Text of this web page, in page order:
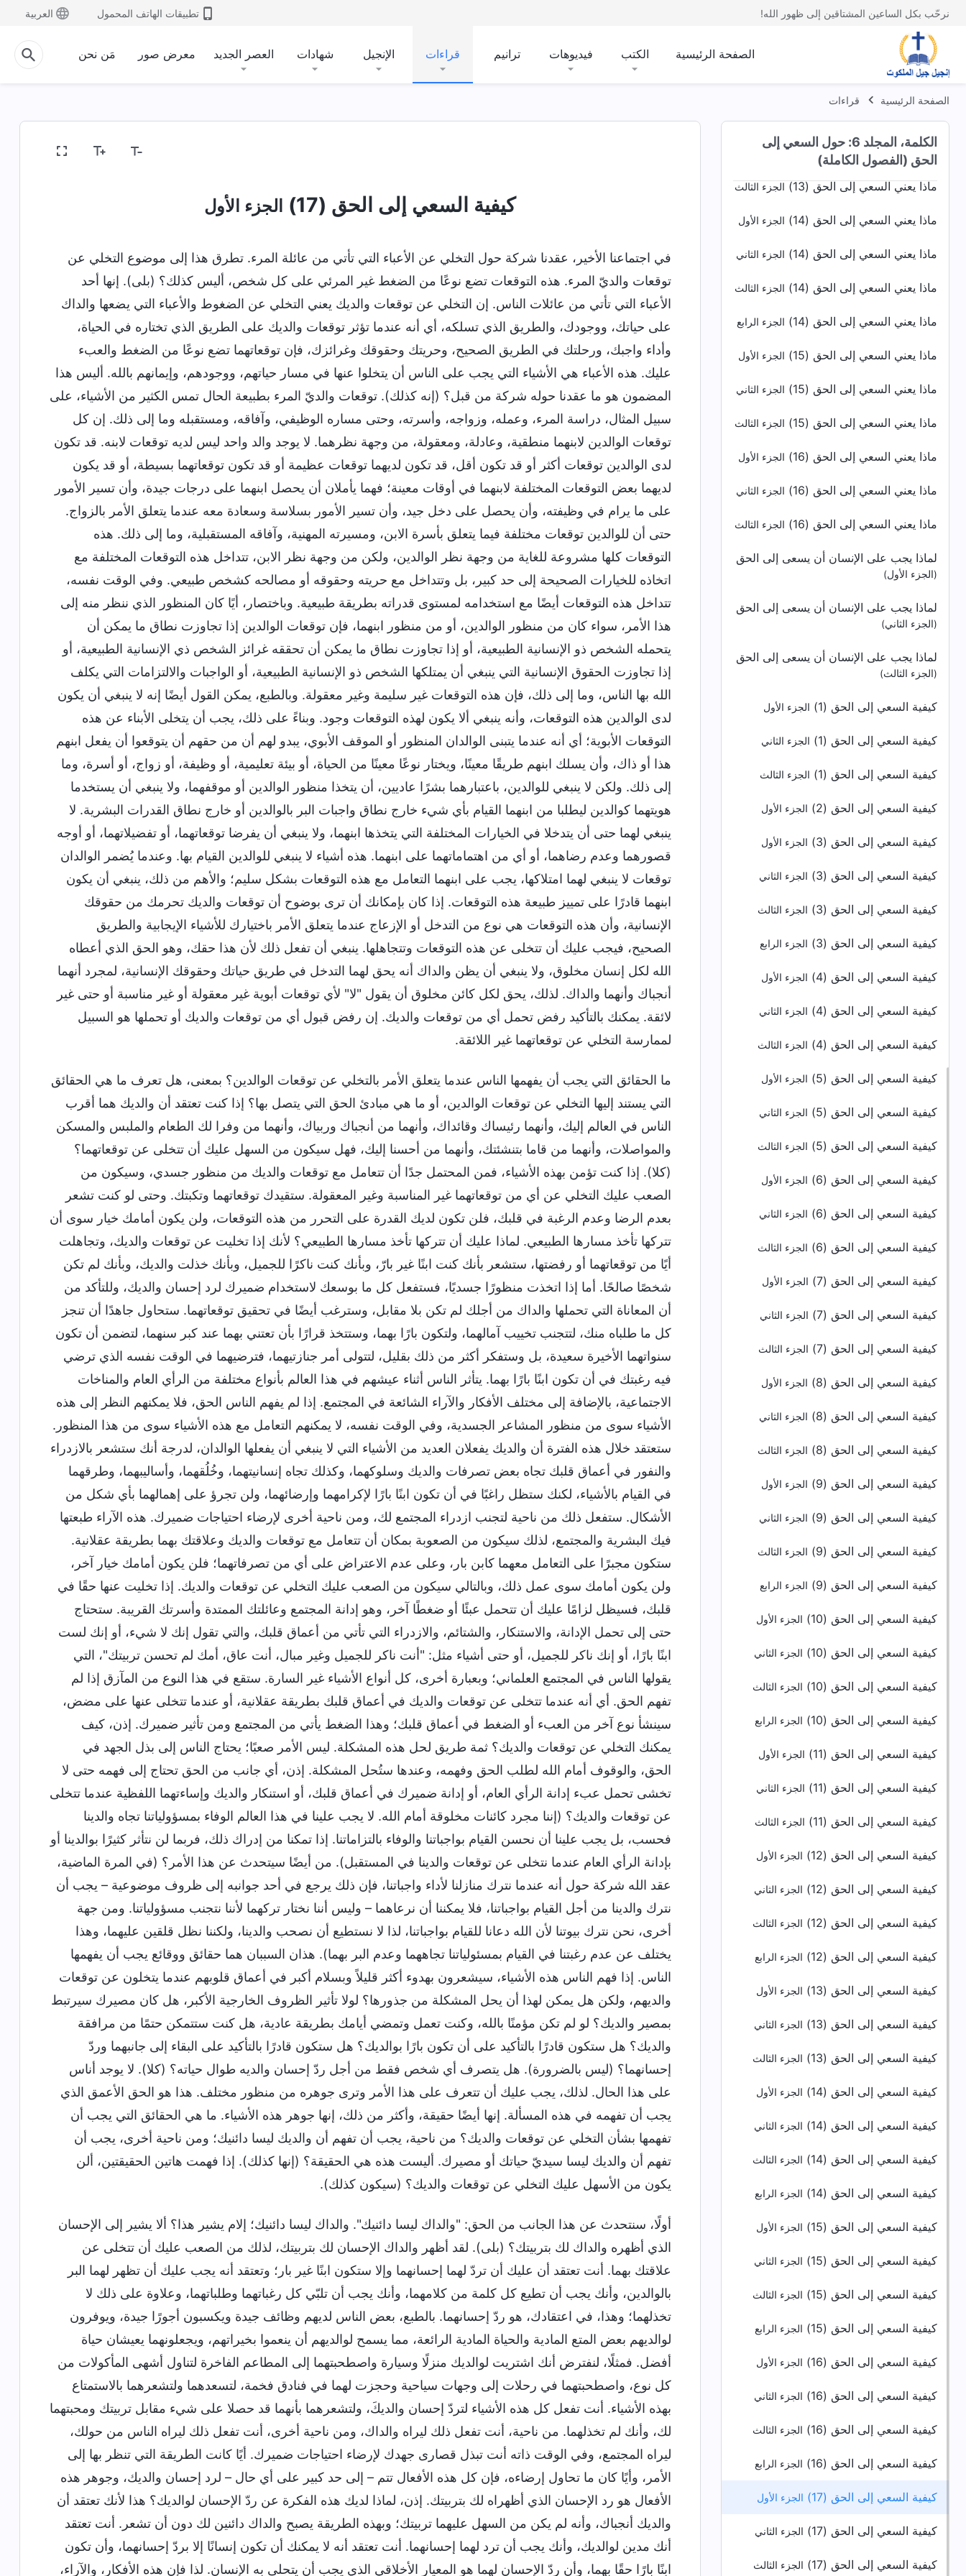
نرحّب بكل الساعين المشتاقين إلى ظهور الله! تطبيقات الهاتف المحمول العربية
الصفحة الرئيسية الكتب فيديوهات ترانيم قراءات الإنجيل شهادات العصر الجديد معرض صور مَن نحن
الصفحة الرئيسية قراءات
الكلمة، المجلد 6: حول السعي إلى
الحق (الفصول الكاملة)
ماذا يعني السعي إلى الحق (12) الجزء الأول
ماذا يعني السعي إلى الحق (12) الجزء الثاني
ماذا يعني السعي إلى الحق (13) الجزء الأول
ماذا يعني السعي إلى الحق (13) الجزء الثاني
ماذا يعني السعي إلى الحق (13) الجزء الثالث
ماذا يعني السعي إلى الحق (14) الجزء الأول
ماذا يعني السعي إلى الحق (14) الجزء الثاني
ماذا يعني السعي إلى الحق (14) الجزء الثالث
ماذا يعني السعي إلى الحق (14) الجزء الرابع
ماذا يعني السعي إلى الحق (15) الجزء الأول
ماذا يعني السعي إلى الحق (15) الجزء الثاني
ماذا يعني السعي إلى الحق (15) الجزء الثالث
ماذا يعني السعي إلى الحق (16) الجزء الأول
ماذا يعني السعي إلى الحق (16) الجزء الثاني
ماذا يعني السعي إلى الحق (16) الجزء الثالث
لماذا يجب على الإنسان أن يسعى إلى الحق
(الجزء الأول)
لماذا يجب على الإنسان أن يسعى إلى الحق
(الجزء الثاني)
لماذا يجب على الإنسان أن يسعى إلى الحق
(الجزء الثالث)
كيفية السعي إلى الحق (1) الجزء الأول
كيفية السعي إلى الحق (1) الجزء الثاني
كيفية السعي إلى الحق (1) الجزء الثالث
كيفية السعي إلى الحق (2) الجزء الأول
كيفية السعي إلى الحق (3) الجزء الأول
كيفية السعي إلى الحق (3) الجزء الثاني
كيفية السعي إلى الحق (3) الجزء الثالث
كيفية السعي إلى الحق (3) الجزء الرابع
كيفية السعي إلى الحق (4) الجزء الأول
كيفية السعي إلى الحق (4) الجزء الثاني
كيفية السعي إلى الحق (4) الجزء الثالث
كيفية السعي إلى الحق (5) الجزء الأول
كيفية السعي إلى الحق (5) الجزء الثاني
كيفية السعي إلى الحق (5) الجزء الثالث
كيفية السعي إلى الحق (6) الجزء الأول
كيفية السعي إلى الحق (6) الجزء الثاني
كيفية السعي إلى الحق (6) الجزء الثالث
كيفية السعي إلى الحق (7) الجزء الأول
كيفية السعي إلى الحق (7) الجزء الثاني
كيفية السعي إلى الحق (7) الجزء الثالث
كيفية السعي إلى الحق (8) الجزء الأول
كيفية السعي إلى الحق (8) الجزء الثاني
كيفية السعي إلى الحق (8) الجزء الثالث
كيفية السعي إلى الحق (9) الجزء الأول
كيفية السعي إلى الحق (9) الجزء الثاني
كيفية السعي إلى الحق (9) الجزء الثالث
كيفية السعي إلى الحق (9) الجزء الرابع
كيفية السعي إلى الحق (10) الجزء الأول
كيفية السعي إلى الحق (10) الجزء الثاني
كيفية السعي إلى الحق (10) الجزء الثالث
كيفية السعي إلى الحق (10) الجزء الرابع
كيفية السعي إلى الحق (11) الجزء الأول
كيفية السعي إلى الحق (11) الجزء الثاني
كيفية السعي إلى الحق (11) الجزء الثالث
كيفية السعي إلى الحق (12) الجزء الأول
كيفية السعي إلى الحق (12) الجزء الثاني
كيفية السعي إلى الحق (12) الجزء الثالث
كيفية السعي إلى الحق (12) الجزء الرابع
كيفية السعي إلى الحق (13) الجزء الأول
كيفية السعي إلى الحق (13) الجزء الثاني
كيفية السعي إلى الحق (13) الجزء الثالث
كيفية السعي إلى الحق (14) الجزء الأول
كيفية السعي إلى الحق (14) الجزء الثاني
كيفية السعي إلى الحق (14) الجزء الثالث
كيفية السعي إلى الحق (14) الجزء الرابع
كيفية السعي إلى الحق (15) الجزء الأول
كيفية السعي إلى الحق (15) الجزء الثاني
كيفية السعي إلى الحق (15) الجزء الثالث
كيفية السعي إلى الحق (15) الجزء الرابع
كيفية السعي إلى الحق (16) الجزء الأول
كيفية السعي إلى الحق (16) الجزء الثاني
كيفية السعي إلى الحق (16) الجزء الثالث
كيفية السعي إلى الحق (16) الجزء الرابع
كيفية السعي إلى الحق (17) الجزء الأول
كيفية السعي إلى الحق (17) الجزء الثاني
كيفية السعي إلى الحق (17) الجزء الثالث
كيفية السعي إلى الحق (17) الجزء الأول
في اجتماعنا الأخير، عقدنا شركة حول التخلي عن الأعباء التي تأتي من عائلة المرء. تطرق هذا إلى موضوع التخلي عن
توقعات والديّ المرء. هذه التوقعات تضع نوعًا من الضغط غير المرئي على كل شخص، أليس كذلك؟ (بلى). إنها أحد
الأعباء التي تأتي من عائلات الناس. إن التخلي عن توقعات والديك يعني التخلي عن الضغوط والأعباء التي يضعها والداك
على حياتك، ووجودك، والطريق الذي تسلكه، أي أنه عندما تؤثر توقعات والديك على الطريق الذي تختاره في الحياة،
وأداء واجبك، ورحلتك في الطريق الصحيح، وحريتك وحقوقك وغرائزك، فإن توقعاتهما تضع نوعًا من الضغط والعبء
عليك. هذه الأعباء هي الأشياء التي يجب على الناس أن يتخلوا عنها في مسار حياتهم، ووجودهم، وإيمانهم بالله. أليس هذا
المضمون هو ما عقدنا حوله شركة من قبل؟ (إنه كذلك). توقعات والديّ المرء بطبيعة الحال تمس الكثير من الأشياء، على
سبيل المثال، دراسة المرء، وعمله، وزواجه، وأسرته، وحتى مساره الوظيفي، وآفاقه، ومستقبله وما إلى ذلك. إن كل
توقعات الوالدين لابنهما منطقية، وعادلة، ومعقولة، من وجهة نظرهما. لا يوجد والد واحد ليس لديه توقعات لابنه. قد تكون
لدى الوالدين توقعات أكثر أو قد تكون أقل، قد تكون لديهما توقعات عظيمة أو قد تكون توقعاتهما بسيطة، أو قد يكون
لديهما بعض التوقعات المختلفة لابنهما في أوقات معينة؛ فهما يأملان أن يحصل ابنهما على درجات جيدة، وأن تسير الأمور
على ما يرام في وظيفته، وأن يحصل على دخل جيد، وأن تسير الأمور بسلاسة وسعادة معه عندما يتعلق الأمر بالزواج.
حتى أن للوالدين توقعات مختلفة فيما يتعلق بأسرة الابن، ومسيرته المهنية، وآفاقه المستقبلية، وما إلى ذلك. هذه
التوقعات كلها مشروعة للغاية من وجهة نظر الوالدين، ولكن من وجهة نظر الابن، تتداخل هذه التوقعات المختلفة مع
اتخاذه للخيارات الصحيحة إلى حد كبير، بل وتتداخل مع حريته وحقوقه أو مصالحه كشخص طبيعي. وفي الوقت نفسه،
تتداخل هذه التوقعات أيضًا مع استخدامه لمستوى قدراته بطريقة طبيعية. وباختصار، أيًا كان المنظور الذي ننظر منه إلى
هذا الأمر، سواء كان من منظور الوالدين، أو من منظور ابنهما، فإن توقعات الوالدين إذا تجاوزت نطاق ما يمكن أن
يتحمله الشخص ذو الإنسانية الطبيعية، أو إذا تجاوزت نطاق ما يمكن أن تحققه غرائز الشخص ذي الإنسانية الطبيعية، أو
إذا تجاوزت الحقوق الإنسانية التي ينبغي أن يمتلكها الشخص ذو الإنسانية الطبيعية، أو الواجبات والالتزامات التي يكلف
الله بها الناس، وما إلى ذلك، فإن هذه التوقعات غير سليمة وغير معقولة. وبالطبع، يمكن القول أيضًا إنه لا ينبغي أن يكون
لدى الوالدين هذه التوقعات، وأنه ينبغي ألا يكون لهذه التوقعات وجود. وبناءً على ذلك، يجب أن يتخلى الأبناء عن هذه
التوقعات الأبوية؛ أي أنه عندما يتبنى الوالدان المنظور أو الموقف الأبوي، يبدو لهم أن من حقهم أن يتوقعوا أن يفعل ابنهم
هذا أو ذاك، وأن يسلك ابنهم طريقًا معينًا، ويختار نوعًا معينًا من الحياة، أو بيئة تعليمية، أو وظيفة، أو زواج، أو أسرة، وما
إلى ذلك. ولكن لا ينبغي للوالدين، باعتبارهما بشرًا عاديين، أن يتخذا منظور الوالدين أو موقفهما، ولا ينبغي أن يستخدما
هويتهما كوالدين ليطلبا من ابنهما القيام بأي شيء خارج نطاق واجبات البر بالوالدين أو خارج نطاق القدرات البشرية. لا
ينبغي لهما حتى أن يتدخلا في الخيارات المختلفة التي يتخذها ابنهما، ولا ينبغي أن يفرضا توقعاتهما، أو تفضيلاتهما، أو أوجه
قصورهما وعدم رضاهما، أو أي من اهتماماتهما على ابنهما. هذه أشياء لا ينبغي للوالدين القيام بها. وعندما يُضمر الوالدان
توقعات لا ينبغي لهما امتلاكها، يجب على ابنهما التعامل مع هذه التوقعات بشكل سليم؛ والأهم من ذلك، ينبغي أن يكون
ابنهما قادرًا على تمييز طبيعة هذه التوقعات. إذا كان بإمكانك أن ترى بوضوح أن توقعات والديك تحرمك من حقوقك
الإنسانية، وأن هذه التوقعات هي نوع من التدخل أو الإزعاج عندما يتعلق الأمر باختيارك للأشياء الإيجابية والطريق
الصحيح، فيجب عليك أن تتخلى عن هذه التوقعات وتتجاهلها. ينبغي أن تفعل ذلك لأن هذا حقك، وهو الحق الذي أعطاه
الله لكل إنسان مخلوق، ولا ينبغي أن يظن والداك أنه يحق لهما التدخل في طريق حياتك وحقوقك الإنسانية، لمجرد أنهما
أنجباك وأنهما والداك. لذلك، يحق لكل كائن مخلوق أن يقول "لا" لأي توقعات أبوية غير معقولة أو غير مناسبة أو حتى غير
لائقة. يمكنك بالتأكيد رفض تحمل أي من توقعات والديك. إن رفض قبول أي من توقعات والديك أو تحملها هو السبيل
لممارسة التخلي عن توقعاتهما غير اللائقة.
ما الحقائق التي يجب أن يفهمها الناس عندما يتعلق الأمر بالتخلي عن توقعات الوالدين؟ بمعنى، هل تعرف ما هي الحقائق
التي يستند إليها التخلي عن توقعات الوالدين، أو ما هي مبادئ الحق التي يتصل بها؟ إذا كنت تعتقد أن والديك هما أقرب
الناس في العالم إليك، وأنهما رئيساك وقائداك، وأنهما من أنجباك وربياك، وأنهما من وفرا لك الطعام والملبس والمسكن
والمواصلات، وأنهما من قاما بتنشئتك، وأنهما من أحسنا إليك، فهل سيكون من السهل عليك أن تتخلى عن توقعاتهما؟
(كلا). إذا كنت تؤمن بهذه الأشياء، فمن المحتمل جدًا أن تتعامل مع توقعات والديك من منظور جسدي، وسيكون من
الصعب عليك التخلي عن أي من توقعاتهما غير المناسبة وغير المعقولة. ستقيدك توقعاتهما وتكبتك. وحتى لو كنت تشعر
بعدم الرضا وعدم الرغبة في قلبك، فلن تكون لديك القدرة على التحرر من هذه التوقعات، ولن يكون أمامك خيار سوى أن
تتركها تأخذ مسارها الطبيعي. لماذا عليك أن تتركها تأخذ مسارها الطبيعي؟ لأنك إذا تخليت عن توقعات والديك، وتجاهلت
أيًا من توقعاتهما أو رفضتها، ستشعر بأنك كنت ابنًا غير بارّ، وبأنك كنت ناكرًا للجميل، وبأنك خذلت والديك، وبأنك لم تكن
شخصًا صالحًا. أما إذا اتخذت منظورًا جسديًا، فستفعل كل ما بوسعك لاستخدام ضميرك لرد إحسان والديك، وللتأكد من
أن المعاناة التي تحملها والداك من أجلك لم تكن بلا مقابل، وسترغب أيضًا في تحقيق توقعاتهما. ستحاول جاهدًا أن تنجز
كل ما طلباه منك، لتتجنب تخييب آمالهما، ولتكون بارًا بهما، وستتخذ قرارًا بأن تعتني بهما عند كبر سنهما، لتضمن أن تكون
سنواتهما الأخيرة سعيدة، بل وستفكر أكثر من ذلك بقليل، لتتولى أمر جنازتيهما، فترضيهما في الوقت نفسه الذي ترضي
فيه رغبتك في أن تكون ابنًا بارًا بهما. يتأثر الناس أثناء عيشهم في هذا العالم بأنواع مختلفة من الرأي العام والمناخات
الاجتماعية، بالإضافة إلى مختلف الأفكار والآراء الشائعة في المجتمع. إذا لم يفهم الناس الحق، فلا يمكنهم النظر إلى هذه
الأشياء سوى من منظور المشاعر الجسدية، وفي الوقت نفسه، لا يمكنهم التعامل مع هذه الأشياء سوى من هذا المنظور.
ستعتقد خلال هذه الفترة أن والديك يفعلان العديد من الأشياء التي لا ينبغي أن يفعلها الوالدان، لدرجة أنك ستشعر بالازدراء
والنفور في أعماق قلبك تجاه بعض تصرفات والديك وسلوكهما، وكذلك تجاه إنسانيتهما، وخُلُقهما، وأساليبهما، وطرقهما
في القيام بالأشياء، لكنك ستظل راغبًا في أن تكون ابنًا بارًا لإكرامهما وإرضائهما، ولن تجرؤ على إهمالهما بأي شكل من
الأشكال. ستفعل ذلك من ناحية لتجنب ازدراء المجتمع لك، ومن ناحية أخرى لإرضاء احتياجات ضميرك. هذه الآراء طبعتها
فيك البشرية والمجتمع، لذلك سيكون من الصعوبة بمكان أن تتعامل مع توقعات والديك وعلاقتك بهما بطريقة عقلانية.
ستكون مجبرًا على التعامل معهما كابن بار، وعلى عدم الاعتراض على أي من تصرفاتهما؛ فلن يكون أمامك خيار آخر،
ولن يكون أمامك سوى عمل ذلك، وبالتالي سيكون من الصعب عليك التخلي عن توقعات والديك. إذا تخليت عنها حقًا في
قلبك، فسيظل لزامًا عليك أن تتحمل عبئًا أو ضغطًا آخر، وهو إدانة المجتمع وعائلتك الممتدة وأسرتك القريبة. ستحتاج
حتى إلى تحمل الإدانة، والاستنكار، والشتائم، والازدراء التي تأتي من أعماق قلبك، والتي تقول إنك لا شيء، أو إنك لست
ابنًا بارًا، أو إنك ناكر للجميل، أو حتى أشياء مثل: "أنت ناكر للجميل وغير مبال، أنت عاق، أمك لم تحسن تربيتك"، التي
يقولها الناس في المجتمع العلماني؛ وبعبارة أخرى، كل أنواع الأشياء غير السارة. ستقع في هذا النوع من المآزق إذا لم
تفهم الحق. أي أنه عندما تتخلى عن توقعات والديك في أعماق قلبك بطريقة عقلانية، أو عندما تتخلى عنها على مضض،
سينشأ نوع آخر من العبء أو الضغط في أعماق قلبك؛ وهذا الضغط يأتي من المجتمع ومن تأثير ضميرك. إذن، كيف
يمكنك التخلي عن توقعات والديك؟ ثمة طريق لحل هذه المشكلة. ليس الأمر صعبًا؛ يحتاج الناس إلى بذل الجهد في
الحق، والوقوف أمام الله لطلب الحق وفهمه، وعندها ستُحل المشكلة. إذن، أي جانب من الحق تحتاج إلى فهمه حتى لا
تخشى تحمل عبء إدانة الرأي العام، أو إدانة ضميرك في أعماق قلبك، أو استنكار والديك وإساءتهما اللفظية عندما تتخلى
عن توقعات والديك؟ (إننا مجرد كائنات مخلوقة أمام الله. لا يجب علينا في هذا العالم الوفاء بمسؤولياتنا تجاه والدينا
فحسب، بل يجب علينا أن نحسن القيام بواجباتنا والوفاء بالتزاماتنا. إذا تمكنا من إدراك ذلك، فربما لن نتأثر كثيرًا بوالدينا أو
بإدانة الرأي العام عندما نتخلى عن توقعات والدينا في المستقبل). من أيضًا سيتحدث عن هذا الأمر؟ (في المرة الماضية،
عقد الله شركة حول أنه عندما نترك منازلنا لأداء واجباتنا، فإن ذلك يرجع في أحد جوانبه إلى ظروف موضوعية – يجب أن
نترك والدينا من أجل القيام بواجباتنا، فلا يمكننا أن نرعاهما – وليس أننا نختار تركهما لأننا نتجنب مسؤولياتنا. ومن جهة
أخرى، نحن نترك بيوتنا لأن الله دعانا للقيام بواجباتنا، لذا لا نستطيع أن نصحب والدينا، ولكننا نظل قلقين عليهما، وهذا
يختلف عن عدم رغبتنا في القيام بمسئولياتنا تجاههما وعدم البر بهما). هذان السببان هما حقائق ووقائع يجب أن يفهمها
الناس. إذا فهم الناس هذه الأشياء، سيشعرون بهدوء أكثر قليلاً وبسلام أكبر في أعماق قلوبهم عندما يتخلون عن توقعات
والديهم، ولكن هل يمكن لهذا أن يحل المشكلة من جذورها؟ لولا تأثير الظروف الخارجية الأكبر، هل كان مصيرك سيرتبط
بمصير والديك؟ لو لم تكن مؤمنًا بالله، وكنت تعمل وتمضي أيامك بطريقة عادية، هل كنت ستتمكن حتمًا من مرافقة
والديك؟ هل ستكون قادرًا بالتأكيد على أن تكون بارًا بوالديك؟ هل ستكون قادرًا بالتأكيد على البقاء إلى جانبهما وردّ
إحسانهما؟ (ليس بالضرورة). هل يتصرف أي شخص فقط من أجل ردّ إحسان والديه طوال حياته؟ (كلا). لا يوجد أناس
على هذا الحال. لذلك، يجب عليك أن تتعرف على هذا الأمر وترى جوهره من منظور مختلف. هذا هو الحق الأعمق الذي
يجب أن تفهمه في هذه المسألة. إنها أيضًا حقيقة، وأكثر من ذلك، إنها جوهر هذه الأشياء. ما هي الحقائق التي يجب أن
تفهمها بشأن التخلي عن توقعات والديك؟ من ناحية، يجب أن تفهم أن والديك ليسا دائنيك؛ ومن ناحية أخرى، يجب أن
تفهم أن والديك ليسا سيديّ حياتك أو مصيرك. أليست هذه هي الحقيقة؟ (إنها كذلك). إذا فهمت هاتين الحقيقتين، ألن
يكون من الأسهل عليك التخلي عن توقعات والديك؟ (سيكون كذلك).
أولًا، سنتحدث عن هذا الجانب من الحق: "والداك ليسا دائنيك". والداك ليسا دائنيك؛ إلام يشير هذا؟ ألا يشير إلى الإحسان
الذي أظهره والداك لك بتربيتك؟ (بلى). لقد أظهر والداك الإحسان لك بتربيتك، لذلك من الصعب عليك أن تتخلى عن
علاقتك بهما. أنت تعتقد أن عليك أن تردّ لهما إحسانهما وإلا ستكون ابنًا غير بار؛ وتعتقد أنه يجب عليك أن تظهر لهما البر
بالوالدين، وأنك يجب أن تطيع كل كلمة من كلامهما، وأنك يجب أن تلبّي كل رغباتهما وطلباتهما، وعلاوة على ذلك لا
تخذلهما؛ وهذا، في اعتقادك، هو ردّ إحسانهما. بالطبع، بعض الناس لديهم وظائف جيدة ويكسبون أجورًا جيدة، ويوفرون
لوالديهم بعض المتع المادية والحياة المادية الرائعة، مما يسمح لوالديهم أن ينعموا بخيراتهم، ويجعلونهما يعيشان حياة
أفضل. فمثلًا، لنفترض أنك اشتريت لوالديك منزلًا وسيارة واصطحبتهما إلى المطاعم الفاخرة لتناول أشهى المأكولات من
كل نوع، واصطحبتهما في رحلات إلى وجهات سياحية وحجزت لهما في فنادق فخمة، لتسعدهما ولتشعرهما بالاستمتاع
بهذه الأشياء. أنت تفعل كل هذه الأشياء لتردّ إحسان والديكَ، ولتشعرهما بأنهما قد حصلا على شيء مقابل تربيتك ومحبتهما
لك، وأنك لم تخذلهما. من ناحية، أنت تفعل ذلك ليراه والداك، ومن ناحية أخرى، أنت تفعل ذلك ليراه الناس من حولك،
ليراه المجتمع، وفي الوقت ذاته أنت تبذل قصارى جهدك لإرضاء احتياجات ضميرك. أيًا كانت الطريقة التي تنظر بها إلى
الأمر، وأيًا كان ما تحاول إرضاءه، فإن كل هذه الأفعال تتم – إلى حد كبير على أي حال – لرد إحسان والديك، وجوهر هذه
الأفعال هو رد الإحسان الذي أظهراه لك بتربيتك. إذن، لماذا لديك هذه الفكرة عن ردّ الإحسان لوالديك؟ هذا لأنك تعتقد أن
والديك أنجباك، وأنه لم يكن من السهل عليهما تربيتك؛ وبهذه الطريقة يصبح والداك دائنين لك دون أن تشعر. أنت تعتقد
أنك مدين لوالديك، وأنك يجب أن ترد لهما إحسانهما. أنت تعتقد أنه لا يمكنك أن تكون إنسانًا إلا بردّ إحسانهما، وأن تكون
ابنًا بارًا حقًا بهما، وأن ردّ الإحسان لهما هو المعيار الأخلاقي الذي يجب أن يتحلى به الإنسان. لذا فإن هذه الأفكار، والآراء،